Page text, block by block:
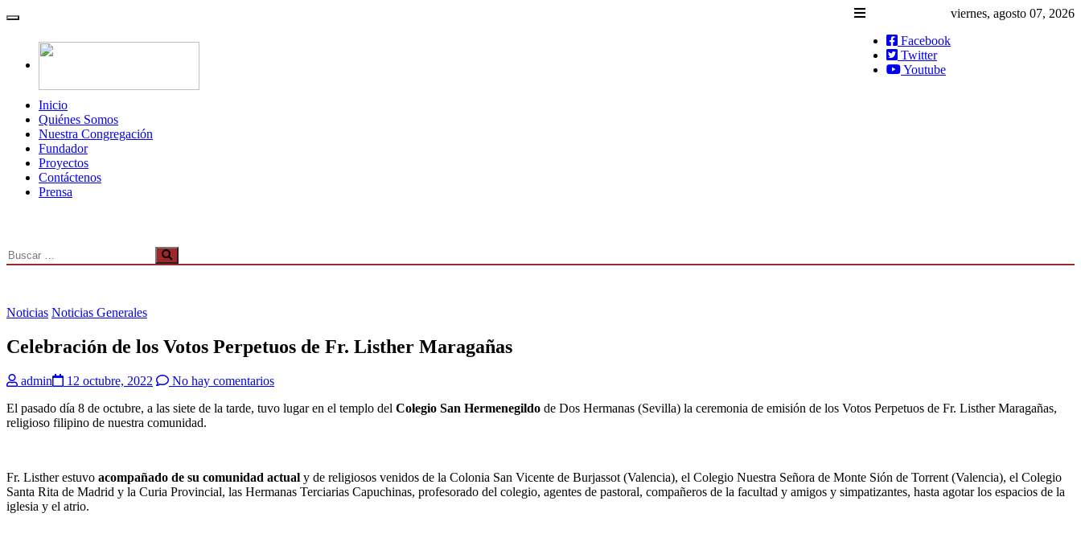
viernes, agosto 07, 2026
Facebook
Twitter
Youtube
Inicio
Quiénes Somos
Nuestra Congregación
Fundador
Proyectos
Contáctenos
Prensa
Noticias Noticias Generales
Celebración de los Votos Perpetuos de Fr. Listher Maragañas
admin 12 octubre, 2022
No hay comentarios
El pasado día 8 de octubre, a las siete de la tarde, tuvo lugar en el templo del Colegio San Hermenegildo de Dos Hermanas (Sevilla) la ceremonia de emisión de los Votos Perpetuos de Fr. Listher Maragañas,
religioso filipino de nuestra comunidad.
Fr. Listher estuvo acompañado de su comunidad actual y de religiosos venidos de la Colonia San Vicente de Burjassot (Valencia), el Colegio Nuestra Señora de Monte Sión de Torrent (Valencia), el Colegio
Santa Rita de Madrid y la Curia Provincial, las Hermanas Terciarias Capuchinas, profesorado del colegio, agentes de pastoral, compañeros de la facultad y amigos y simpatizantes, hasta agotar los espacios de la
iglesia y el atrio.